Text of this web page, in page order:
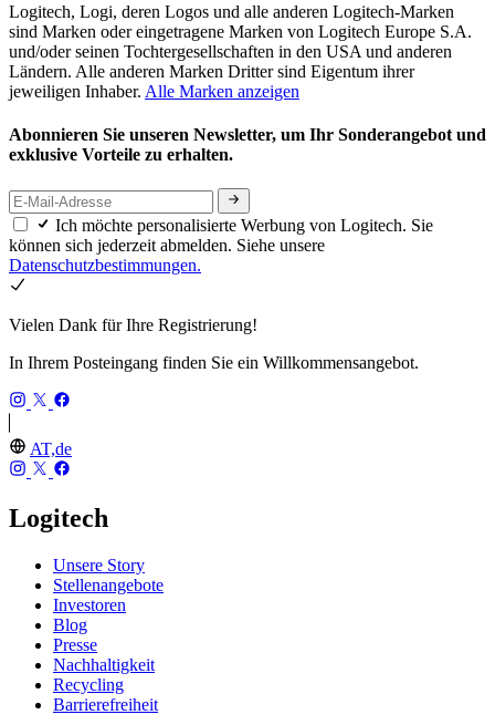
Logitech, Logi, deren Logos und alle anderen Logitech-Marken
sind Marken oder eingetragene Marken von Logitech Europe S.A.
und/oder seinen Tochtergesellschaften in den USA und anderen
Ländern. Alle anderen Marken Dritter sind Eigentum ihrer
jeweiligen Inhaber. Alle Marken anzeigen
Abonnieren Sie unseren Newsletter, um Ihr Sonderangebot und
exklusive Vorteile zu erhalten.
Ich möchte personalisierte Werbung von Logitech. Sie
können sich jederzeit abmelden. Siehe unsere
Datenschutzbestimmungen.
Vielen Dank für Ihre Registrierung!
In Ihrem Posteingang finden Sie ein Willkommensangebot.
AT,de
Logitech
Unsere Story
Stellenangebote
Investoren
Blog
Presse
Nachhaltigkeit
Recycling
Barrierefreiheit